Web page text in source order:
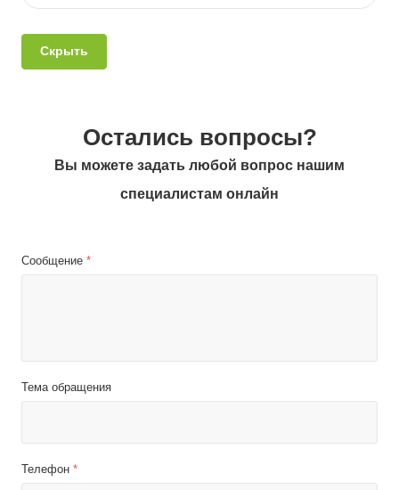
Скрыть
Остались вопросы?
Вы можете задать любой вопрос нашим
специалистам онлайн
Сообщение *
Тема обращения
Телефон *